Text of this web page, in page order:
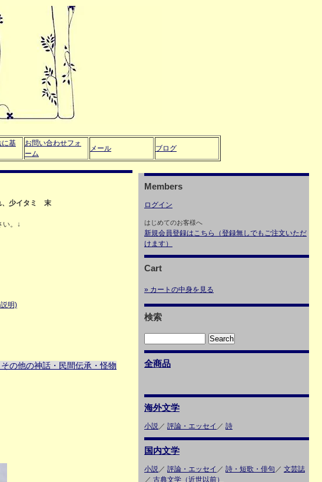
に基
お問い合わせフォ
ーム
メール ブログ
少イタミ 末
い。↓
明)
の他の神話・民間伝承・怪物
Members
ログイン
はじめてのお客様へ
新規会員登録はこちら（登録無しでもご注文いただ
けます）
Cart
» カートの中身を見る
検索
全商品
海外文学
小説／ 評論・エッセイ ／ 詩
国内文学
小説／ 評論・エッセイ ／ 詩・短歌・俳句 ／ 文芸誌
／ 古典文学（近世以前）